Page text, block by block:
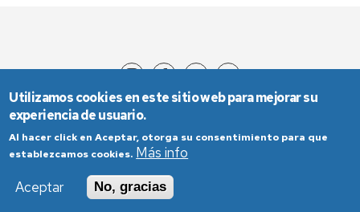
Aviso Legal
Condiciones generales de uso
Política de Privacidad
Utilizamos cookies en este sitio web para mejorar su
experiencia de usuario.
Al hacer click en Aceptar, otorga su consentimiento para que
establezcamos cookies. Más info
Aceptar
No, gracias